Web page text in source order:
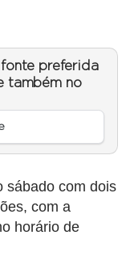
fonte preferida
também no
sábado com dois
com a
horário de